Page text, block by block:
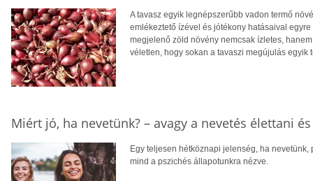
A tavasz egyik legnépszerűbb vadon termő
emlékeztető ízével és jótékony hatásaival
megjelenő zöld növény nemcsak ízletes,
véletlen, hogy sokan a tavaszi megújulás
Miért jó, ha nevetünk? – avagy a nevetés élettani
Egy teljesen hétköznapi jelenség, ha
mind a pszichés állapotunkra nézve.